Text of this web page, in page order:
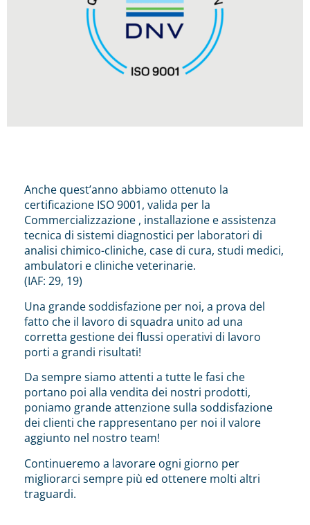
Anche quest’anno abbiamo ottenuto la
certificazione ISO 9001, valida per la
Commercializzazione , installazione e assistenza
tecnica di sistemi diagnostici per laboratori di
analisi chimico-cliniche, case di cura, studi medici,
ambulatori e cliniche veterinarie.
(IAF: 29, 19)
Una grande soddisfazione per noi, a prova del
fatto che il lavoro di squadra unito ad una
corretta gestione dei flussi operativi di lavoro
porti a grandi risultati!
Da sempre siamo attenti a tutte le fasi che
portano poi alla vendita dei nostri prodotti,
poniamo grande attenzione sulla soddisfazione
dei clienti che rappresentano per noi il valore
aggiunto nel nostro team!
Continueremo a lavorare ogni giorno per
migliorarci sempre più ed ottenere molti altri
traguardi.